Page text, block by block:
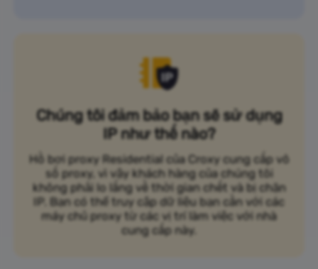
Chúng tôi đảm bảo bạn sẽ sử dụng
IP như thế nào?
Hồ bơi proxy Residential của Croxy cung cấp vô
số proxy, vì vậy khách hàng của chúng tôi
không phải lo lắng về thời gian chết và bị chặn
IP. Bạn có thể truy cập dữ liệu bạn cần với các
máy chủ proxy từ các vị trí làm việc với nhà
cung cấp này.